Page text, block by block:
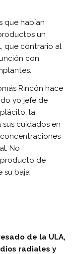
que habían
un
que contrario al
con
Rincón hace
yo jefe de
la
cuidados en
No
producto de
su baja
de la ULA,
radiales y